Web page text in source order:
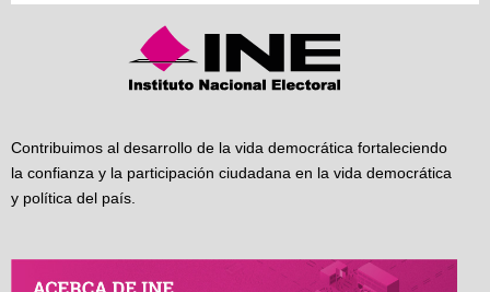
Contribuimos al desarrollo de la vida democrática fortaleciendo
la confianza y la participación ciudadana en la vida democrática
y política del país.